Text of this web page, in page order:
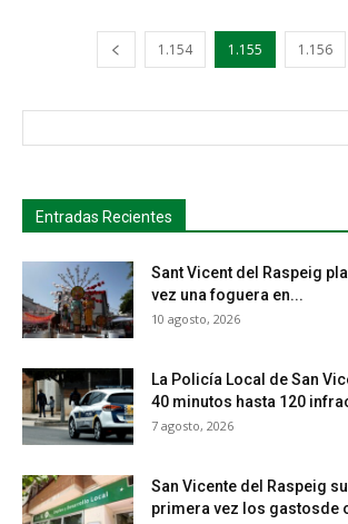
1.154 1.155 1.156
Entradas Recientes
Sant Vicent del Raspeig
vez una foguera en...
10 agosto, 2026
La Policía Local de San
40 minutos hasta 120
7 agosto, 2026
San Vicente del Raspeig
primera vez los gastosde